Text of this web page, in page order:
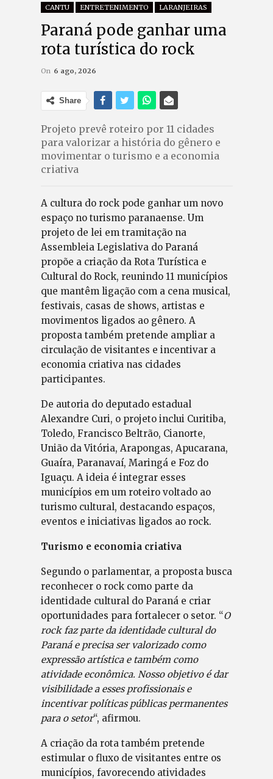
CANTU ENTRETENIMENTO LARANJEIRAS
Paraná pode ganhar uma
rota turística do rock
On 6 ago, 2026
Share
Projeto prevê roteiro por 11 cidades
para valorizar a história do gênero e
movimentar o turismo e a economia
criativa
A cultura do rock pode ganhar um novo
espaço no turismo paranaense. Um
projeto de lei em tramitação na
Assembleia Legislativa do Paraná
propõe a criação da Rota Turística e
Cultural do Rock, reunindo 11 municípios
que mantêm ligação com a cena musical,
festivais, casas de shows, artistas e
movimentos ligados ao gênero. A
proposta também pretende ampliar a
circulação de visitantes e incentivar a
economia criativa nas cidades
participantes.
De autoria do deputado estadual
Alexandre Curi, o projeto inclui Curitiba,
Toledo, Francisco Beltrão, Cianorte,
União da Vitória, Arapongas, Apucarana,
Guaíra, Paranavaí, Maringá e Foz do
Iguaçu. A ideia é integrar esses
municípios em um roteiro voltado ao
turismo cultural, destacando espaços,
eventos e iniciativas ligados ao rock.
Turismo e economia criativa
Segundo o parlamentar, a proposta busca
reconhecer o rock como parte da
identidade cultural do Paraná e criar
oportunidades para fortalecer o setor. “O
rock faz parte da identidade cultural do
Paraná e precisa ser valorizado como
expressão artística e também como
atividade econômica. Nosso objetivo é dar
visibilidade a esses profissionais e
incentivar políticas públicas permanentes
para o setor“, afirmou.
A criação da rota também pretende
estimular o fluxo de visitantes entre os
municípios, favorecendo atividades